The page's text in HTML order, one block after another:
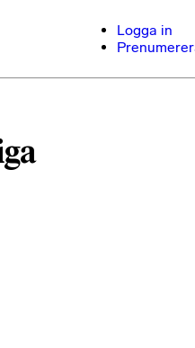
Logga in